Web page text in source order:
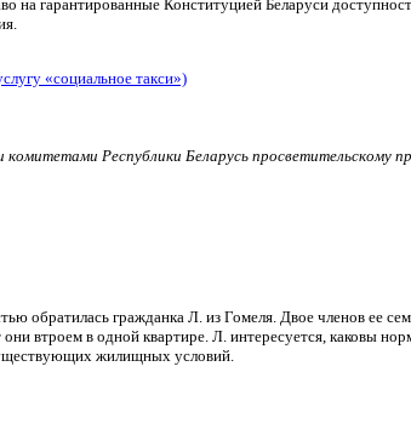
гарантированные Конституцией Беларуси
«социальное такси»)
Республики Беларусь
гражданка Л. из Гомеля. Двое членов ее
втроем в одной квартире. Л. интересуется, каковы
жилищных условий.